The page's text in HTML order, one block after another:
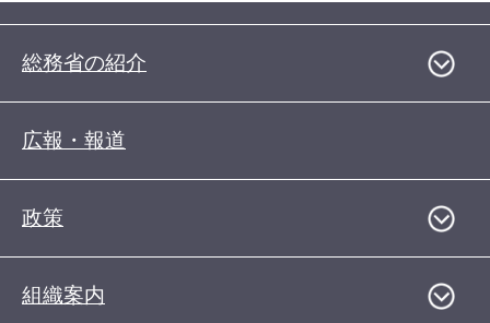
総務省の紹介
広報・報道
政策
組織案内